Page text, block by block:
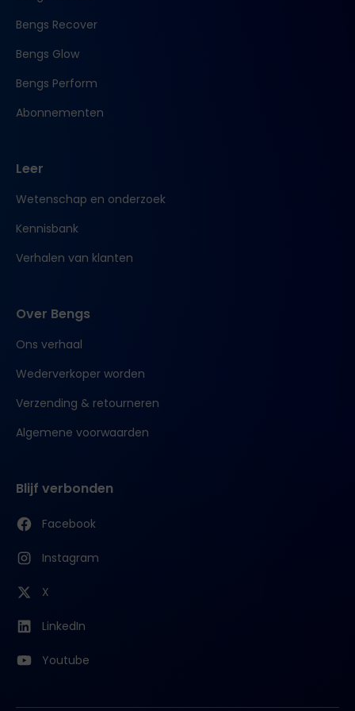
Bengs Recover
Bengs Glow
Bengs Perform
Abonnementen
Leer
Wetenschap en onderzoek
Kennisbank
Verhalen van klanten
Over Bengs
Ons verhaal
Wederverkoper worden
Verzending & retourneren
Algemene voorwaarden
Blijf verbonden
Facebook
Instagram
X
LinkedIn
Youtube